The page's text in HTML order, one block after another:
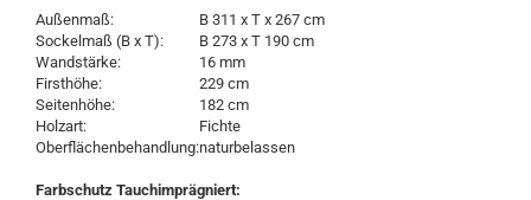
Außenmaß:
B 311 x T x 267 cm
Sockelmaß (B x T):
B 273 x T 190 cm
Wandstärke:
16 mm
Firsthöhe:
229 cm
Seitenhöhe:
182 cm
Holzart:
Fichte
Oberflächenbehandlung:naturbelassen
Farbschutz Tauchimprägniert: